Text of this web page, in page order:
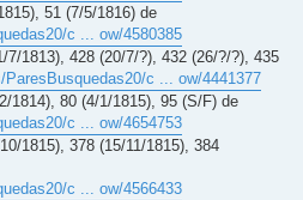
51 (7/5/1816) de
c ... ow/4580385
7/1813), 428 (20/7/?), 432 (26/?/?), 435
c ... ow/4441377
1814), 80 (4/1/1815), 95 (S/F) de
c ... ow/4654753
1815), 378 (15/11/1815), 384
c ... ow/4566433